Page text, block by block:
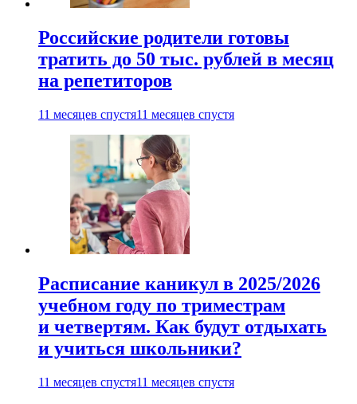
Российские родители готовы
тратить до 50 тыс. рублей в месяц
на репетиторов
11 месяцев спустя11 месяцев спустя
Расписание каникул в 2025/2026
учебном году по триместрам
и четвертям. Как будут отдыхать
и учиться школьники?
11 месяцев спустя11 месяцев спустя